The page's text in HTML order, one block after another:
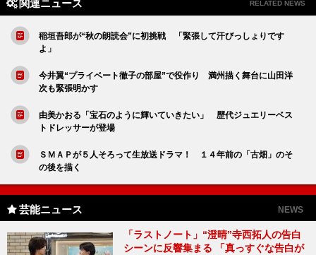
関連ニュース RELATED NEWS
稲垣吾郎が“秋の朗読会”に初挑戦 「緊張して汗びっしょりです
よ」
今井翼“プライベート徹子の部屋”で役作り 満州描く舞台に山田洋
次も緊張明かす
由美かおる「宝石のように輝いていきたい」 歴代ジュエリーベス
トドレッサーが登場
ＳＭＡＰが５人そろって生放送ドラマ！ １４年前の「古畑」のそ
の後を描く
芸能ニュース NEWS
「ラストノート」“澄晴”寺西拓人の告白
シーンに反響集まる 「真っすぐな告白が